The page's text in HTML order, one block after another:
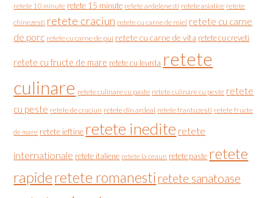
retete 10 minute retete 15 minute retete ardelenesti retete asiatice retete
chinezesti retete craciun retete cu carne de miel retete cu carne
de porc retete cu carne de pui retete cu carne de vita retete cu creveti
retete cu fructe de mare retete cu leurda retete
culinare retete culinare cu paste retete culinare cu peste retete
cu peste retete de craciun retete din ardeal retete frantuzesti retete fructe
de mare retete ieftine retete inedite retete
internationale retete italiene retete la ceaun retete paste retete
rapideretete romanesti retete sanatoase